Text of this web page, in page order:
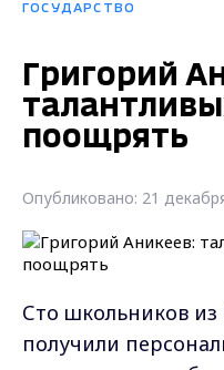
ГОСУДАРСТВО
Григорий
поощрять
Опубликовано: 21
Сто школьников
получили